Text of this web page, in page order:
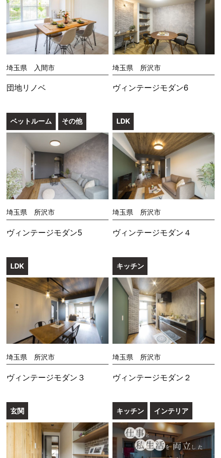
埼玉県 入間市
団地リノベ
埼玉県 所沢市
ヴィンテージモダン6
ベットルーム その他
埼玉県 所沢市
ヴィンテージモダン5
LDK
埼玉県 所沢市
ヴィンテージモダン４
LDK
埼玉県 所沢市
ヴィンテージモダン３
キッチン
埼玉県 所沢市
ヴィンテージモダン２
玄関 キッチン インテリア